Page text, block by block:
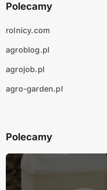
Polecamy
rolnicy.com
agroblog.pl
agrojob.pl
agro-garden.pl
Polecamy